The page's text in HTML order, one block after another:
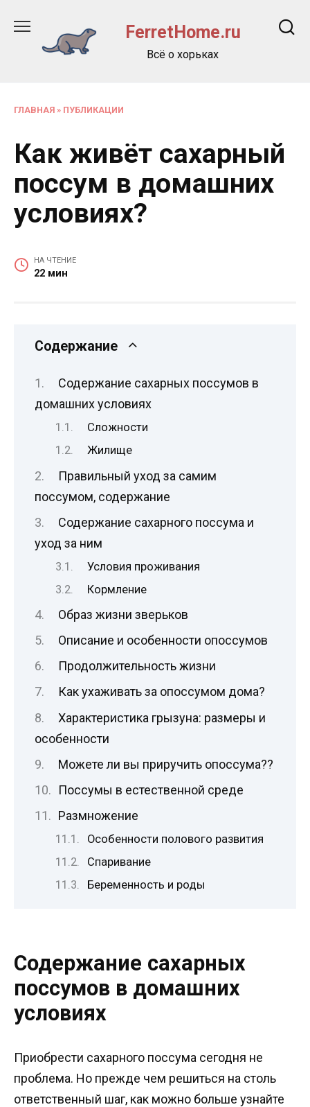
содержанию
FerretHome.ru
Всё о хорьках
ГЛАВНАЯ » ПУБЛИКАЦИИ
Как живёт сахарный
поссум в домашних
условиях?
НА ЧТЕНИЕ
22 мин
Содержание
Содержание сахарных поссумов в
домашних условиях
Сложности
Жилище
Правильный уход за самим
поссумом, содержание
Содержание сахарного поссума и
уход за ним
Условия проживания
Кормление
Образ жизни зверьков
Описание и особенности опоссумов
Продолжительность жизни
Как ухаживать за опоссумом дома?
Характеристика грызуна: размеры и
особенности
Можете ли вы приручить опоссума??
Поссумы в естественной среде
Размножение
Особенности полового развития
Спаривание
Беременность и роды
Содержание сахарных
поссумов в домашних
условиях
Приобрести сахарного поссума сегодня не
проблема. Но прежде чем решиться на столь
ответственный шаг, как можно больше узнайте